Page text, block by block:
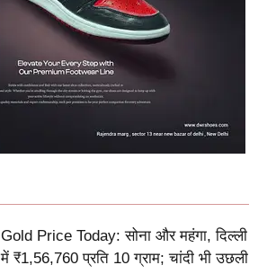
Gold Price Today: सोना और महंगा, दिल्ली
में ₹1,56,760 प्रति 10 ग्राम; चांदी भी उछली